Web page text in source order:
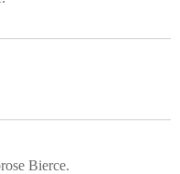
Bierce.